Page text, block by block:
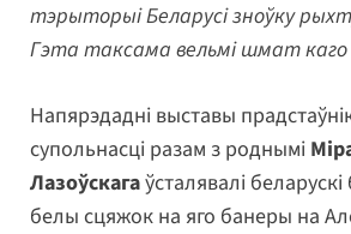
тэрыторыі Беларусі зноўку
Гэта таксама вельмі шмат
Напярэдадні выставы
супольнасці разам з роднымі
Лазоўскагаўсталявалі
белы сцяжок на яго банеры на